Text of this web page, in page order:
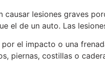
causar lesiones graves
el de un auto. Las
el impacto o una
piernas, costillas o